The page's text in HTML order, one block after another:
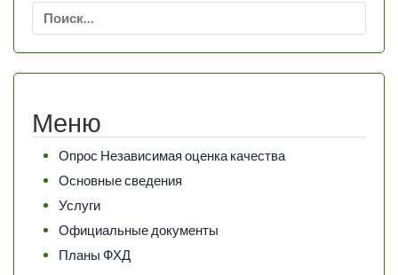
Меню
Опрос Независимая оценка качества
Основные сведения
Услуги
Официальные документы
Планы ФХД